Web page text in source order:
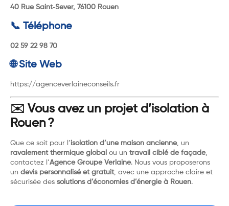
40 Rue Saint‑Sever, 76100 Rouen
📞 Téléphone
02 59 22 98 70
🌐 Site Web
https://agenceverlaineconseils.fr
✉️ Vous avez un projet d’isolation à
Rouen ?
Que ce soit pour l’isolation d’une maison ancienne, un
ravalement thermique global ou un travail ciblé de façade,
contactez l’Agence Groupe Verlaine. Nous vous proposerons
un devis personnalisé et gratuit, avec une approche claire et
sécurisée des solutions d’économies d’énergie à Rouen.